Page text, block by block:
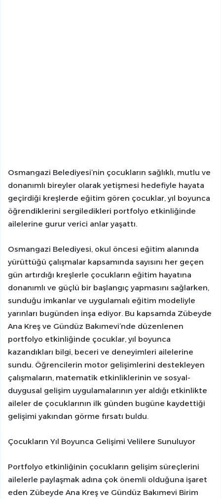
Osmangazi Belediyesi’nin çocukların sağlıklı, mutlu ve
donanımlı bireyler olarak yetişmesi hedefiyle hayata
geçirdiği kreşlerde eğitim gören çocuklar, yıl boyunca
öğrendiklerini sergiledikleri portfolyo etkinliğinde
ailelerine gurur verici anlar yaşattı.
Osmangazi Belediyesi, okul öncesi eğitim alanında
yürüttüğü çalışmalar kapsamında sayısını her geçen
gün artırdığı kreşlerle çocukların eğitim hayatına
donanımlı ve güçlü bir başlangıç yapmasını sağlarken,
sunduğu imkanlar ve uygulamalı eğitim modeliyle
yarınları bugünden inşa ediyor. Bu kapsamda Zübeyde
Ana Kreş ve Gündüz Bakımevi’nde düzenlenen
portfolyo etkinliğinde çocuklar, yıl boyunca
kazandıkları bilgi, beceri ve deneyimleri ailelerine
sundu. Öğrencilerin motor gelişimlerini destekleyen
çalışmaların, matematik etkinliklerinin ve sosyal-
duygusal gelişim uygulamalarının yer aldığı etkinlikte
aileler de çocuklarının ilk günden bugüne kaydettiği
gelişimi yakından görme fırsatı buldu.
Çocukların Yıl Boyunca Gelişimi Velilere Sunuluyor
Portfolyo etkinliğinin çocukların gelişim süreçlerini
ailelerle paylaşmak adına çok önemli olduğuna işaret
eden Zübeyde Ana Kreş ve Gündüz Bakımevi Birim